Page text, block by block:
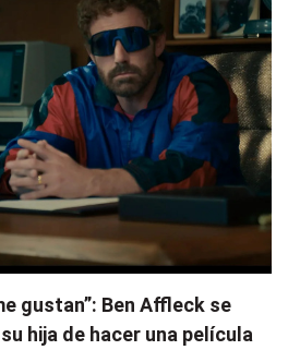
gustan”: Ben Affleck se
hija de hacer una película